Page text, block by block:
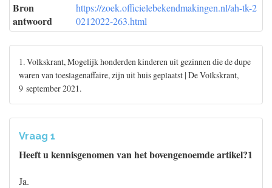
Bron
antwoord
https://zoek.officielebekendmakingen.nl/ah-tk-2
0212022-263.html
1. Volkskrant, Mogelijk honderden kinderen uit gezinnen die de dupe
waren van toeslagenaffaire, zijn uit huis geplaatst | De Volkskrant,
9 september 2021.
Vraag 1
Heeft u kennisgenomen van het bovengenoemde artikel?1
Ja.